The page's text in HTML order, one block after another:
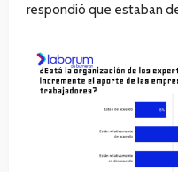
respondió que estaban